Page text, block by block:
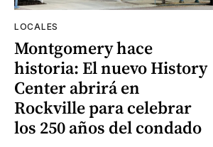
LOCALES
Montgomery hace
historia: El nuevo History
Center abrirá en
Rockville para celebrar
los 250 años del condado